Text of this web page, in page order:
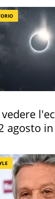
vedere
agosto